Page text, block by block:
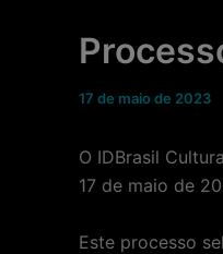
17 de maio de 2023
O IDBrasil
17 de maio de
Este processo